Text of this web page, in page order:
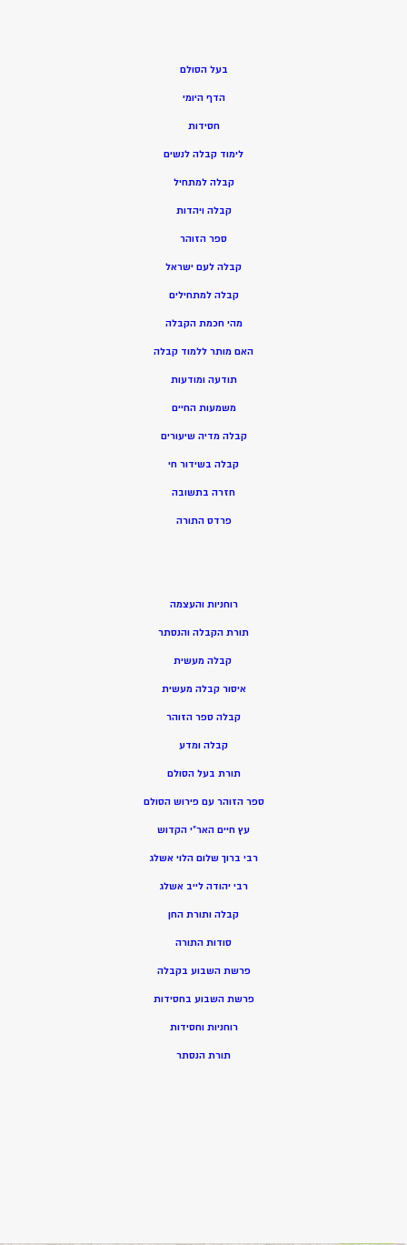
בעל הסולם
הדף היומי
חסידות
לימוד קבלה לנשים
קבלה למתחיל
קבלה ויהדות
ספר הזוהר
קבלה לעם ישראל
קבלה למתחילים
מהי חכמת הקבלה
האם מותר ללמוד קבלה
תודעה ומודעות
משמעות החיים
קבלה מדיה שיעורים
קבלה בשידור חי
חזרה בתשובה
פרדס התורה
רוחניות והעצמה
תורת הקבלה והנסתר
קבלה מעשית
איסור קבלה מעשית
קבלה ספר הזוהר
קבלה ומדע
תורת בעל הסולם
ספר הזוהר עם פירוש הסולם
עץ חיים האר”י הקדוש
רבי ברוך שלום הלוי אשלג
רבי יהודה לייב אשלג
קבלה ותורת החן
סודות התורה
פרשת השבוע בקבלה
פרשת השבוע בחסידות
רוחניות וחסידות
תורת הנסתר